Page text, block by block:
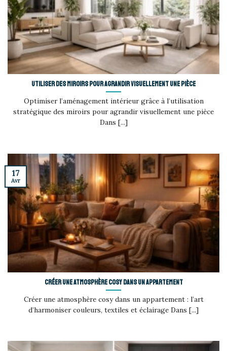
Utiliser des miroirs pour agrandir visuellement une pièce
Optimiser l’aménagement intérieur grâce à l’utilisation
stratégique des miroirs pour agrandir visuellement une pièce
Dans [...]
Créer une atmosphère cosy dans un appartement
Créer une atmosphère cosy dans un appartement : l’art
d’harmoniser couleurs, textiles et éclairage Dans [...]
17
Avr